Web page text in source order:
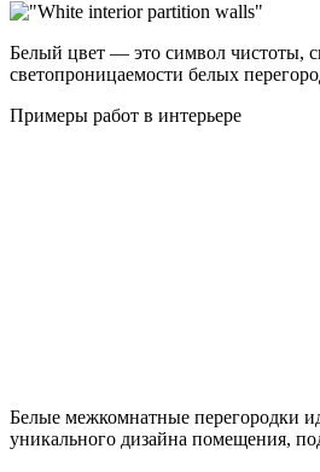
Белый цвет — это символ чистоты,
светопроницаемости белых
Примеры работ в интерьере
Белые межкомнатные перегородки
уникального дизайна помещения,